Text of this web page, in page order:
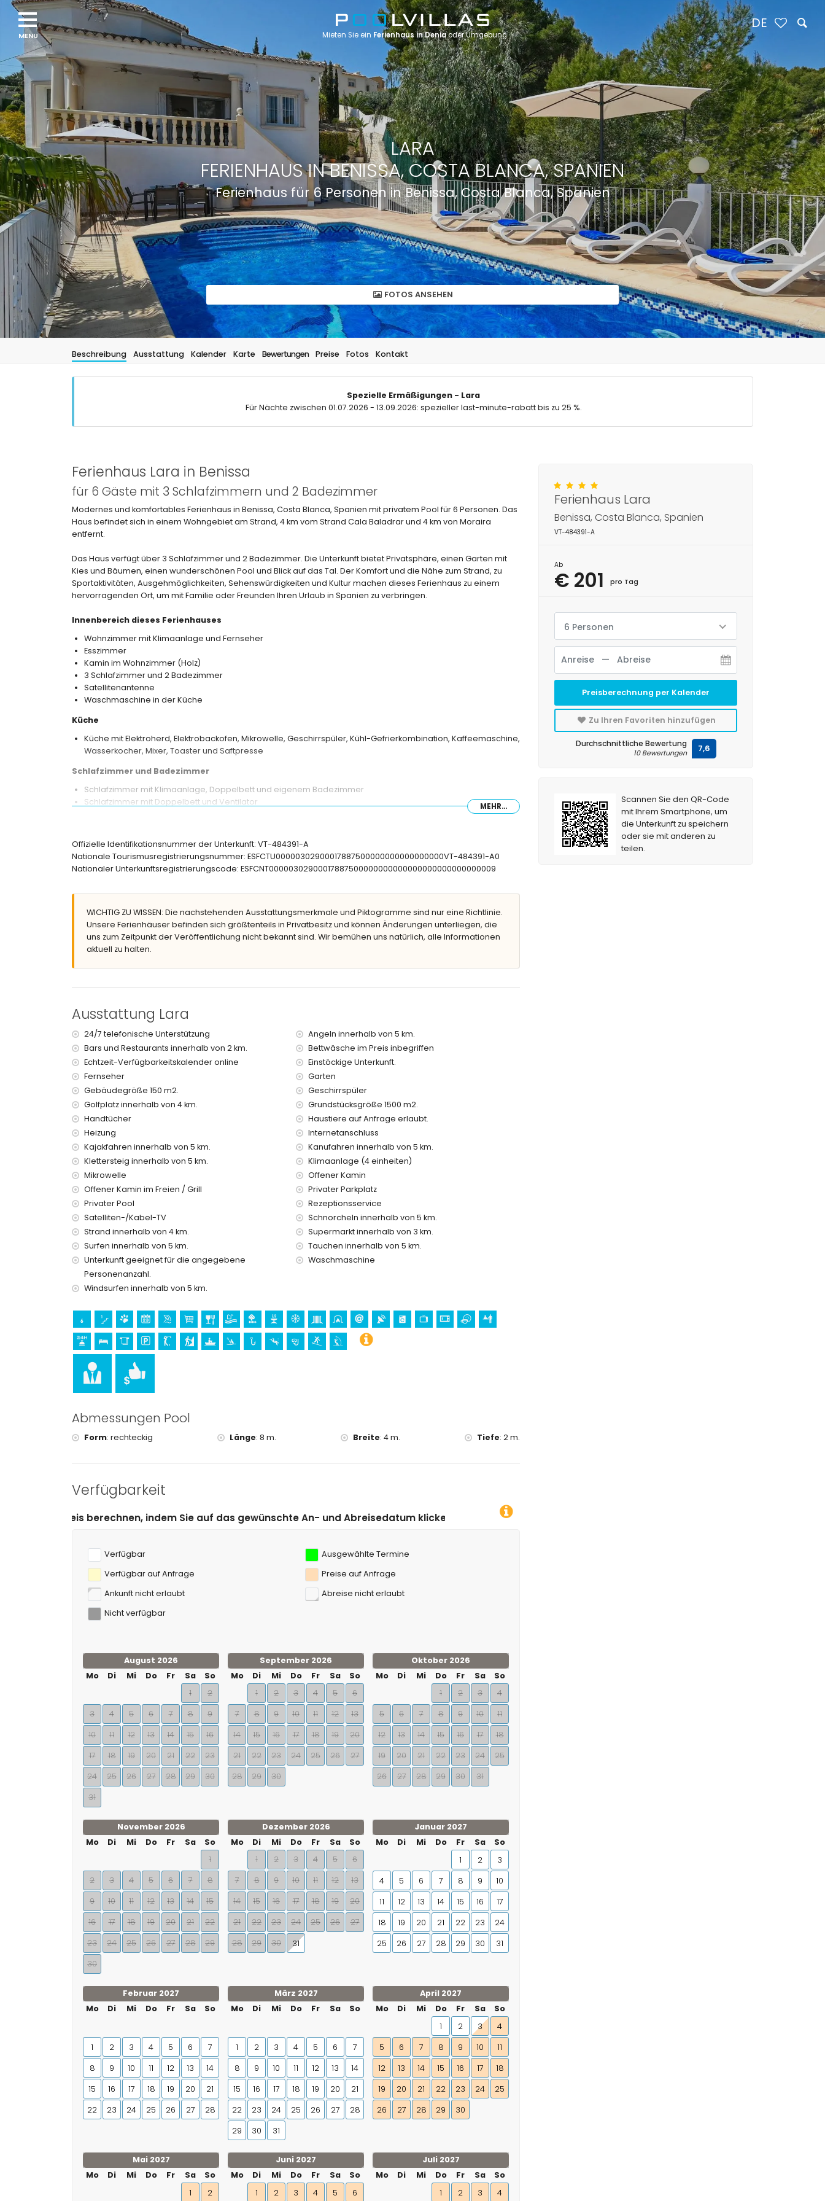
LARA
FERIENHAUS IN BENISSA, COSTA BLANCA, SPANIEN
Ferienhaus für 6 Personen in Benissa, Costa Blanca, Spanien
FOTOS ANSEHEN
Beschreibung Ausstattung Kalender Karte Bewertungen Preise Fotos Kontakt
Spezielle Ermäßigungen - Lara
Für Nächte zwischen 01.07.2026 - 13.09.2026: spezieller last-minute-rabatt bis zu 25 %.
Ferienhaus Lara in Benissa
für 6 Gäste mit 3 Schlafzimmern und 2 Badezimmer
Modernes und komfortables Ferienhaus in Benissa, Costa Blanca, Spanien mit privatem Pool für 6 Personen. Das
Haus befindet sich in einem Wohngebiet am Strand, 4 km vom Strand Cala Baladrar und 4 km von Moraira
entfernt.
Das Haus verfügt über 3 Schlafzimmer und 2 Badezimmer. Die Unterkunft bietet Privatsphäre, einen Garten mit
Kies und Bäumen, einen wunderschönen Pool und Blick auf das Tal. Der Komfort und die Nähe zum Strand, zu
Sportaktivitäten, Ausgehmöglichkeiten, Sehenswürdigkeiten und Kultur machen dieses Ferienhaus zu einem
hervorragenden Ort, um mit Familie oder Freunden Ihren Urlaub in Spanien zu verbringen.
Innenbereich dieses Ferienhauses
Wohnzimmer mit Klimaanlage und Fernseher
Esszimmer
Kamin im Wohnzimmer (Holz)
3 Schlafzimmer und 2 Badezimmer
Satellitenantenne
Waschmaschine in der Küche
Küche
Küche mit Elektroherd, Elektrobackofen, Mikrowelle, Geschirrspüler, Kühl-Gefrierkombination, Kaffeemaschine,
Wasserkocher, Mixer, Toaster und Saftpresse
Schlafzimmer und Badezimmer
Schlafzimmer mit Klimaanlage, Doppelbett und eigenem Badezimmer
Schlafzimmer mit Doppelbett und Ventilator
Außenbereich dieses Ferienhauses
Großes und eingezäuntes Grundstück
3 Terrassen, davon 2 überdacht
Grill
Sitzecke und Essbereich im Freien
2 private Parkplätze
Weitere Informationen
Nächste Stadt: Moraira (4 Kilometer vom Haus entfernt)
Nächster Strand: Cala Baladrar (4 Kilometer vom Haus entfernt)
Nächster Hafen: Puerto de Moraira (10 Kilometer vom Haus entfernt)
Nächster Park: Pinar del Advocat (10 Kilometer vom Haus entfernt)
Nächster Flughafen: Alicante (100 Kilometer vom Haus entfernt)
Zweitnächster Flughafen: Valencia (> 100 Kilometer)
Bitte anfragen, ob Haustiere erlaubt sind
Die Unterkunft ist sehr geeignet für Familien mit Kindern
Einrichtungen und Dienstleistungen, die im Mietpreis dieses Ferienhauses inbegriffen sind
Bügeleisen und Bügelbrett
Bettwäsche und Handtücher
Empfangsservice und 24-Stunden-Notdienst
Luftheizung und Klimaanlage
Einrichtungen und Dienstleistungen gegen Aufpreis
Zustellbett und Kinderbetten/Kinderbetten (auf Anfrage)
Unterhaltungs- und Freizeitaktivitäten für Ihren Urlaub in Benissa, Costa Blanca
Sehenswürdigkeiten und Kultur in Benissa, Costa Blanca
Museum (Moraira), Kirche (Kirche Unserer Lieben Frau der Verlassenen), Burg (Moraira), Ruine (Moraira),
Kilometern von der Unterkunft)
Sport
Golf (Club de Golf Ifach), Klettern, Kanufahren, Kajakfahren, Angeln, Tauchen, Schnorcheln, Surfen und
Windsurfen (innerhalb von 5 Kilometern vom Haus)
Tennis und Reiten (innerhalb von 10 Kilometern vom Haus)
MEHR...
Offizielle Identifikationsnummer der Unterkunft: VT-484391-A
Nationale Tourismusregistrierungsnummer: ESFCTU00000302900017887500000000000000000VT-484391-A0
Nationaler Unterkunftsregistrierungscode: ESFCNT00000302900017887500000000000000000000000000009
WICHTIG ZU WISSEN: Die nachstehenden Ausstattungsmerkmale und Piktogramme sind nur eine Richtlinie.
Unsere Ferienhäuser befinden sich größtenteils in Privatbesitz und können Änderungen unterliegen, die
uns zum Zeitpunkt der Veröffentlichung nicht bekannt sind. Wir bemühen uns natürlich, alle Informationen
aktuell zu halten.
Ausstattung Lara
24/7 telefonische Unterstützung
Angeln innerhalb von 5 km.
Bars und Restaurants innerhalb von 2 km.
Bettwäsche im Preis inbegriffen
Echtzeit-Verfügbarkeitskalender online
Einstöckige Unterkunft.
Fernseher
Garten
Gebäudegröße 150 m2.
Geschirrspüler
Golfplatz innerhalb von 4 km.
Grundstücksgröße 1500 m2.
Handtücher
Haustiere auf Anfrage erlaubt.
Heizung
Internetanschluss
Kajakfahren innerhalb von 5 km.
Kanufahren innerhalb von 5 km.
Klettersteig innerhalb von 5 km.
Klimaanlage (4 einheiten)
Mikrowelle
Offener Kamin
Offener Kamin im Freien / Grill
Privater Parkplatz
Privater Pool
Rezeptionsservice
Satelliten-/Kabel-TV
Schnorcheln innerhalb von 5 km.
Strand innerhalb von 4 km.
Supermarkt innerhalb von 3 km.
Surfen innerhalb von 5 km.
Tauchen innerhalb von 5 km.
Unterkunft geeignet für die angegebene
Personenanzahl.
Waschmaschine
Windsurfen innerhalb von 5 km.
Abmessungen Pool
Form: rechteckig Länge: 8 m. Breite: 4 m. Tiefe: 2 m.
Verfügbarkeit
indem Sie auf das gewünschte An- und Abreisedatum klicken!
Verfügbar
Ausgewählte Termine
Verfügbar auf Anfrage
Preise auf Anfrage
Ankunft nicht erlaubt
Abreise nicht erlaubt
Nicht verfügbar
August 2026
Mo
Di Mi Do Fr Sa
So
1
2
3
4 5 6 7 8
9
10
11 12 13 14 15
16
17
18 19 20 21 22
23
24
25 26 27 28 29
30
31
September 2026
Mo
Di Mi Do Fr Sa
So
1
2 3 4 5
6
7
8 9 10 11 12
13
14
15 16 17 18 19
20
21
22 23 24 25 26
27
28
29 30
Oktober 2026
Mo
Di Mi Do Fr Sa
So
1
2 3
4
5
6 7 8 9 10
11
12
13 14 15 16 17
18
19
20 21 22 23 24
25
26
27 28 29 30 31
November 2026
Mo
Di Mi Do Fr Sa
So
1
2
3 4 5 6 7
8
9
10 11 12 13 14
15
16
17 18 19 20 21
22
23
24 25 26 27 28
29
30
Dezember 2026
Mo
Di Mi Do Fr Sa
So
1
2 3 4 5
6
7
8 9 10 11 12
13
14
15 16 17 18 19
20
21
22 23 24 25 26
27
28
29 30 31
Januar 2027
Mo
Di Mi Do Fr Sa
So
1
2
3
4
5 6 7 8 9
10
11
12 13 14 15 16
17
18
19 20 21 22 23
24
25
26 27 28 29 30 31
Februar 2027
Mo
Di Mi Do Fr Sa So
1 2 3 4 5 6
7
8
9 10 11 12 13
14
15
16 17 18 19 20
21
22
23 24 25 26 27 28
März 2027
Mo
Di Mi Do Fr Sa So
1 2 3 4 5 6
7
8
9 10 11 12 13
14
15
16 17 18 19 20
21
22
23 24 25 26 27
28
29
30 31
April 2027
Mo
Di Mi Do Fr Sa
So
1
2 3
4
5
6 7 8 9 10
11
12
13 14 15 16 17
18
19
20 21 22 23 24
25
26
27 28 29 30
Mai 2027
Mo
Di Mi Do Fr Sa
So
1
2
Juni 2027
Mo
Di Mi Do Fr Sa
So
1
2 3 4 5 6
Juli 2027
Mo
Di Mi Do Fr Sa
So
1
2 3 4
Ferienhaus Lara
Benissa, Costa Blanca, Spanien
VT-484391-A
Ab
€ 201 pro Tag
6 Personen
Preisberechnung per Kalender
Zu Ihren Favoriten hinzufügen
Durchschnittliche Bewertung
10 Bewertungen 7,6
Scannen Sie den QR-Code
mit Ihrem Smartphone, um
die Unterkunft zu speichern
oder sie mit anderen zu
teilen.
Mieten Sie ein Ferienhaus in Deniaoder Umgebung
DE